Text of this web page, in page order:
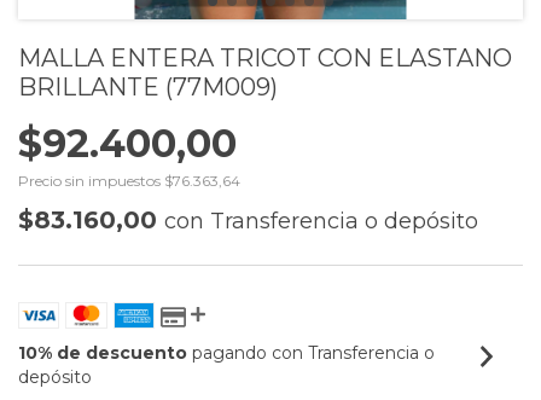
MALLA ENTERA TRICOT CON ELASTANO
BRILLANTE (77M009)
$92.400,00
Precio sin impuestos $76.363,64
$83.160,00 con Transferencia o depósito
10% de descuento pagando con Transferencia o
depósito